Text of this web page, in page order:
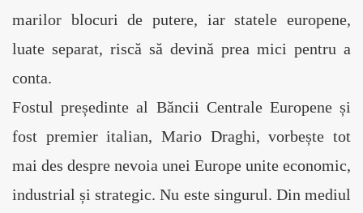
marilor blocuri de putere, iar statele europene,
luate separat, riscă să devină prea mici pentru a
conta.
Fostul președinte al Băncii Centrale Europene și
fost premier italian, Mario Draghi, vorbește tot
mai des despre nevoia unei Europe unite economic,
industrial și strategic. Nu este singurul. Din mediul